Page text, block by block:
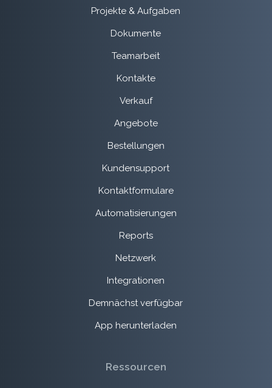
Projekte & Aufgaben
Dokumente
Teamarbeit
Kontakte
Verkauf
Angebote
Bestellungen
Kundensupport
Kontaktformulare
Automatisierungen
Reports
Netzwerk
Integrationen
Demnächst verfügbar
App herunterladen
Ressourcen